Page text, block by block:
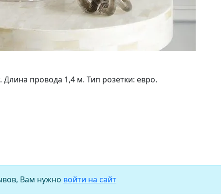
провода 1,4 м. Тип розетки: евро.
Вам нужно войти на сайт